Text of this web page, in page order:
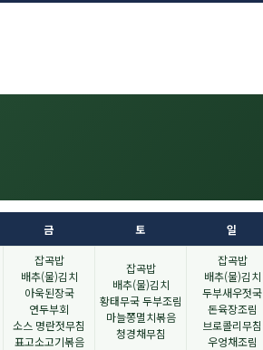
금 토 일
잡곡밥
배추(물)김치
아욱된장국
연두부회
소스 명란젓무침
표고소고기볶음
잡곡밥
배추(물)김치
황태무국 두부조림
마늘쫑멸치볶음
청경채무침
잡곡밥
배추(물)김치
두부새우젓국
돈육장조림
브로콜리무침
우엉채조림